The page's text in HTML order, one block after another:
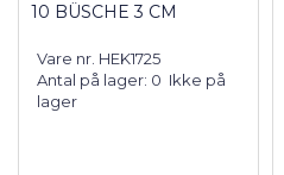
10 BÜSCHE 3 CM
Vare nr. HEK1725
Antal på lager: 0 Ikke på
lager